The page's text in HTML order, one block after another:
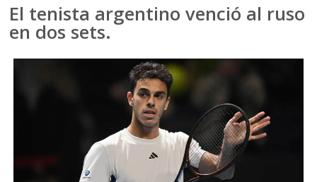
El tenista argentino venció al ruso
en dos sets.